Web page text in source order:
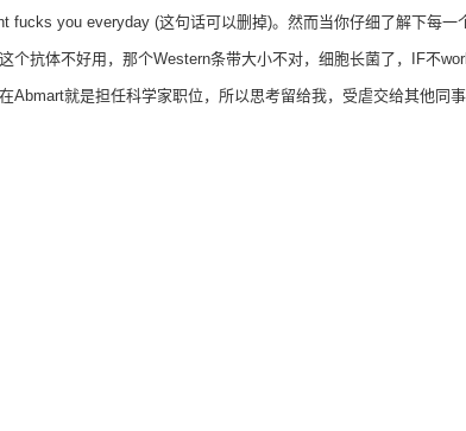
you everyday (这句话可以删掉)。然而当你仔细了解下每一
抗体不好用，那个Western条带大小不对，细胞长菌了，IF不
Abmart就是担任科学家职位，所以思考留给我，受虐交给其他